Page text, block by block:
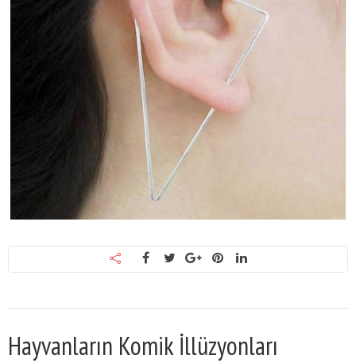
Hayvanların Komik İllüzyonları